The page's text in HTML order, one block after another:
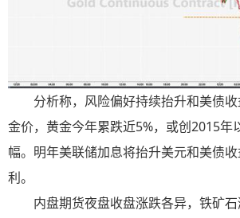
分析称，风险偏好持续抬升和美债
金价，黄金今年累跌近5%，或创2015年
幅。明年美联储加息将抬升美元和美债
利。
内盘期货夜盘收盘涨跌各异，铁矿